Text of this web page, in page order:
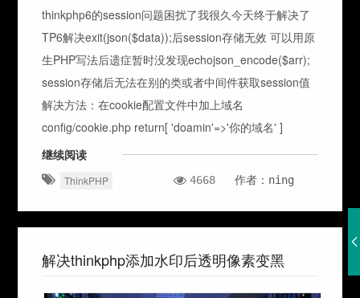
thinkphp6的session问题困扰了我很久今天终于解决了
TP6解决exit(json($data));后session存储无效 可以用原
生PHP写法后遗症暂时没发现echojson_encode($arr);
session存储后无法在别的类或者中间件获取session值
解决方法：在cookie配置文件中加上域名
config/cookie.php return[ 'doamin'=>'你的域名' ]
继续阅读
ThinkPHP 4668 作者：ning
解决thinkphp添加水印后透明像素变黑
